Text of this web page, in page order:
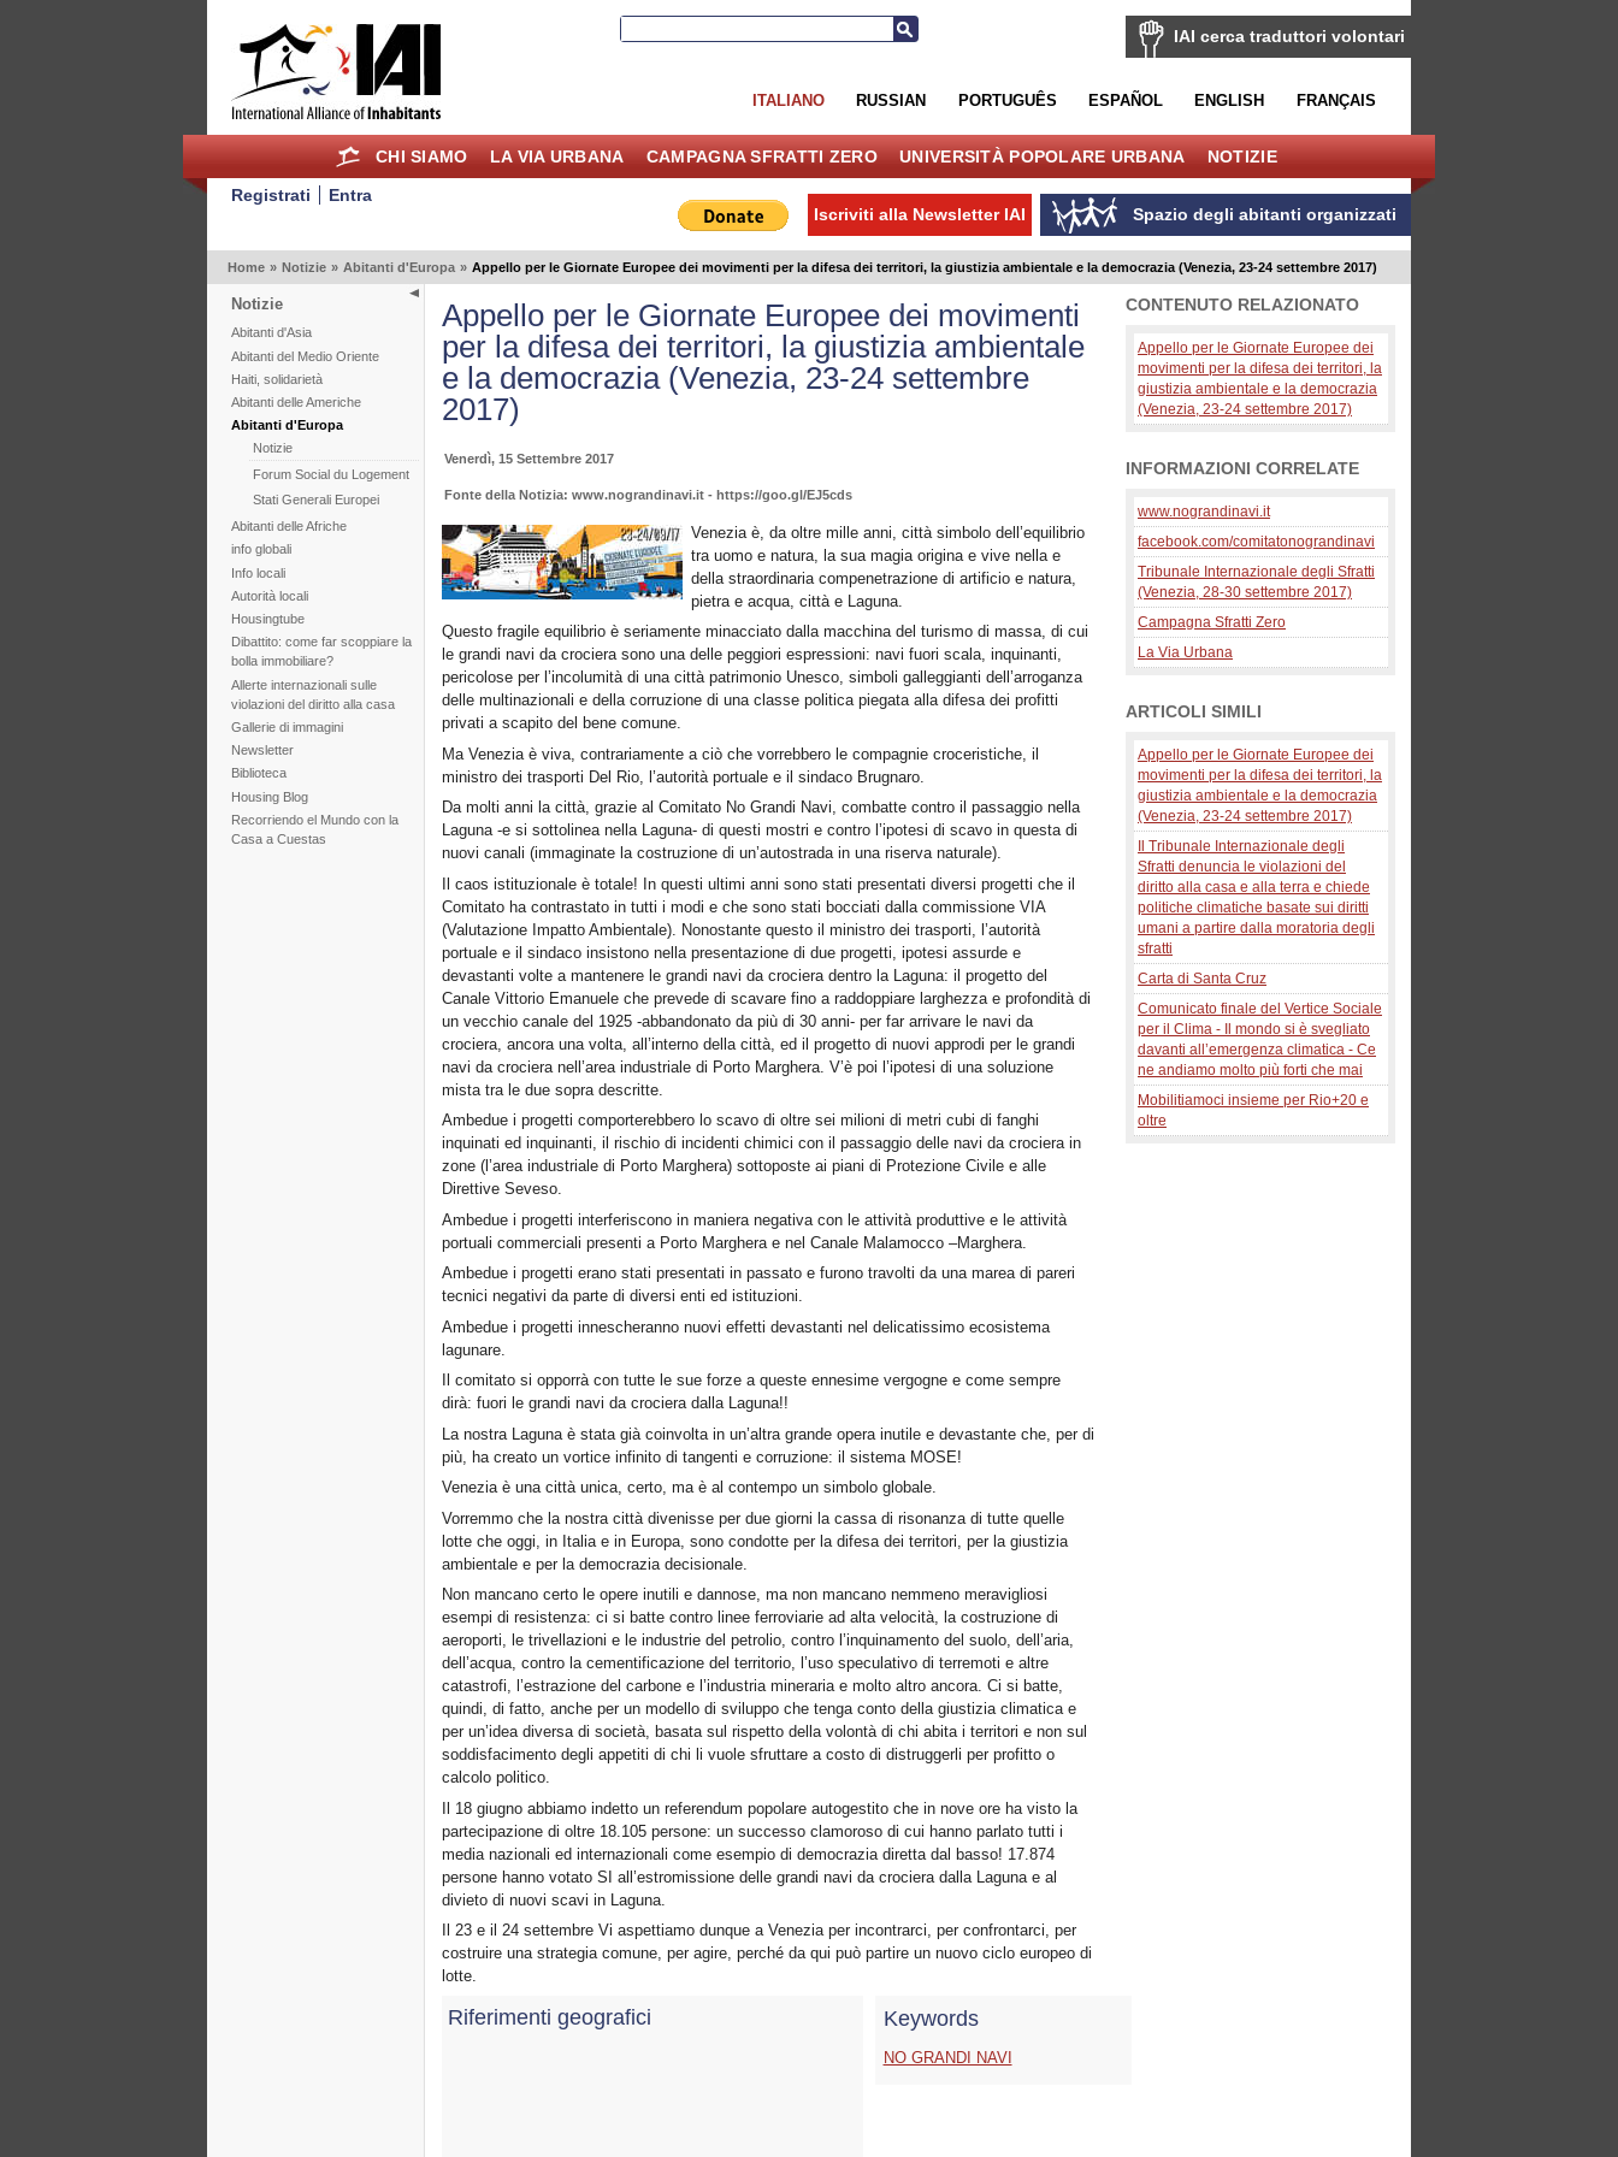
IAI cerca traduttori volontari
ITALIANO RUSSIAN PORTUGUÊS ESPAÑOL ENGLISH FRANÇAIS
CHI SIAMO LA VIA URBANA CAMPAGNA SFRATTI ZERO UNIVERSITÀ POPOLARE URBANA NOTIZIE
Registrati
Entra
Spazio degli abitanti organizzati
Iscriviti alla Newsletter IAI
Home » Notizie » Abitanti d'Europa » Appello per le Giornate Europee dei movimenti per la difesa dei territori, la giustizia ambientale e la democrazia (Venezia, 23-24 settembre 2017)
Notizie
Abitanti d'Asia
Abitanti del Medio Oriente
Haiti, solidarietà
Abitanti delle Americhe
Abitanti d'Europa
Notizie
Forum Social du Logement
Stati Generali Europei
Abitanti delle Afriche
info globali
Info locali
Autorità locali
Housingtube
Dibattito: come far scoppiare la
bolla immobiliare?
Allerte internazionali sulle
violazioni del diritto alla casa
Gallerie di immagini
Newsletter
Biblioteca
Housing Blog
Recorriendo el Mundo con la
Casa a Cuestas
Appello per le Giornate Europee dei movimenti
per la difesa dei territori, la giustizia ambientale
e la democrazia (Venezia, 23-24 settembre
2017)
Venerdì, 15 Settembre 2017
Fonte della Notizia: www.nograndinavi.it - https://goo.gl/EJ5cds
Venezia è, da oltre mille anni, città simbolo dell’equilibrio
tra uomo e natura, la sua magia origina e vive nella e
della straordinaria compenetrazione di artificio e natura,
pietra e acqua, città e Laguna.
Questo fragile equilibrio è seriamente minacciato dalla macchina del turismo di massa, di cui
le grandi navi da crociera sono una delle peggiori espressioni: navi fuori scala, inquinanti,
pericolose per l’incolumità di una città patrimonio Unesco, simboli galleggianti dell’arroganza
delle multinazionali e della corruzione di una classe politica piegata alla difesa dei profitti
privati a scapito del bene comune.
Ma Venezia è viva, contrariamente a ciò che vorrebbero le compagnie croceristiche, il
ministro dei trasporti Del Rio, l’autorità portuale e il sindaco Brugnaro.
Da molti anni la città, grazie al Comitato No Grandi Navi, combatte contro il passaggio nella
Laguna -e si sottolinea nella Laguna- di questi mostri e contro l’ipotesi di scavo in questa di
nuovi canali (immaginate la costruzione di un’autostrada in una riserva naturale).
Il caos istituzionale è totale! In questi ultimi anni sono stati presentati diversi progetti che il
Comitato ha contrastato in tutti i modi e che sono stati bocciati dalla commissione VIA
(Valutazione Impatto Ambientale). Nonostante questo il ministro dei trasporti, l’autorità
portuale e il sindaco insistono nella presentazione di due progetti, ipotesi assurde e
devastanti volte a mantenere le grandi navi da crociera dentro la Laguna: il progetto del
Canale Vittorio Emanuele che prevede di scavare fino a raddoppiare larghezza e profondità di
un vecchio canale del 1925 -abbandonato da più di 30 anni- per far arrivare le navi da
crociera, ancora una volta, all’interno della città, ed il progetto di nuovi approdi per le grandi
navi da crociera nell’area industriale di Porto Marghera. V’è poi l’ipotesi di una soluzione
mista tra le due sopra descritte.
Ambedue i progetti comporterebbero lo scavo di oltre sei milioni di metri cubi di fanghi
inquinati ed inquinanti, il rischio di incidenti chimici con il passaggio delle navi da crociera in
zone (l’area industriale di Porto Marghera) sottoposte ai piani di Protezione Civile e alle
Direttive Seveso.
Ambedue i progetti interferiscono in maniera negativa con le attività produttive e le attività
portuali commerciali presenti a Porto Marghera e nel Canale Malamocco –Marghera.
Ambedue i progetti erano stati presentati in passato e furono travolti da una marea di pareri
tecnici negativi da parte di diversi enti ed istituzioni.
Ambedue i progetti innescheranno nuovi effetti devastanti nel delicatissimo ecosistema
lagunare.
Il comitato si opporrà con tutte le sue forze a queste ennesime vergogne e come sempre
dirà: fuori le grandi navi da crociera dalla Laguna!!
La nostra Laguna è stata già coinvolta in un’altra grande opera inutile e devastante che, per di
più, ha creato un vortice infinito di tangenti e corruzione: il sistema MOSE!
Venezia è una città unica, certo, ma è al contempo un simbolo globale.
Vorremmo che la nostra città divenisse per due giorni la cassa di risonanza di tutte quelle
lotte che oggi, in Italia e in Europa, sono condotte per la difesa dei territori, per la giustizia
ambientale e per la democrazia decisionale.
Non mancano certo le opere inutili e dannose, ma non mancano nemmeno meravigliosi
esempi di resistenza: ci si batte contro linee ferroviarie ad alta velocità, la costruzione di
aeroporti, le trivellazioni e le industrie del petrolio, contro l’inquinamento del suolo, dell’aria,
dell’acqua, contro la cementificazione del territorio, l’uso speculativo di terremoti e altre
catastrofi, l’estrazione del carbone e l’industria mineraria e molto altro ancora. Ci si batte,
quindi, di fatto, anche per un modello di sviluppo che tenga conto della giustizia climatica e
per un’idea diversa di società, basata sul rispetto della volontà di chi abita i territori e non sul
soddisfacimento degli appetiti di chi li vuole sfruttare a costo di distruggerli per profitto o
calcolo politico.
Il 18 giugno abbiamo indetto un referendum popolare autogestito che in nove ore ha visto la
partecipazione di oltre 18.105 persone: un successo clamoroso di cui hanno parlato tutti i
media nazionali ed internazionali come esempio di democrazia diretta dal basso! 17.874
persone hanno votato SI all’estromissione delle grandi navi da crociera dalla Laguna e al
divieto di nuovi scavi in Laguna.
Il 23 e il 24 settembre Vi aspettiamo dunque a Venezia per incontrarci, per confrontarci, per
costruire una strategia comune, per agire, perché da qui può partire un nuovo ciclo europeo di
lotte.
Riferimenti geografici Keywords
NO GRANDI NAVI
CONTENUTO RELAZIONATO
Appello per le Giornate Europee dei
movimenti per la difesa dei territori, la
giustizia ambientale e la democrazia
(Venezia, 23-24 settembre 2017)
INFORMAZIONI CORRELATE
www.nograndinavi.it
facebook.com/comitatonograndinavi
Tribunale Internazionale degli Sfratti
(Venezia, 28-30 settembre 2017)
Campagna Sfratti Zero
La Via Urbana
ARTICOLI SIMILI
Appello per le Giornate Europee dei
movimenti per la difesa dei territori, la
giustizia ambientale e la democrazia
(Venezia, 23-24 settembre 2017)
Il Tribunale Internazionale degli
Sfratti denuncia le violazioni del
diritto alla casa e alla terra e chiede
politiche climatiche basate sui diritti
umani a partire dalla moratoria degli
sfratti
Carta di Santa Cruz
Comunicato finale del Vertice Sociale
per il Clima - Il mondo si è svegliato
davanti all’emergenza climatica - Ce
ne andiamo molto più forti che mai
Mobilitiamoci insieme per Rio+20 e
oltre